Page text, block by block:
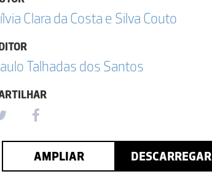
Clara da Costa e Silva Couto
Talhadas dos Santos
AMPLIAR DESCARREGAR